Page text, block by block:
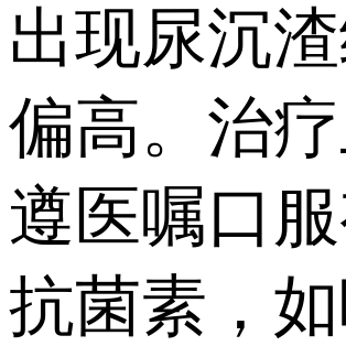
出现尿沉
偏高。治
遵医嘱口
抗菌素，